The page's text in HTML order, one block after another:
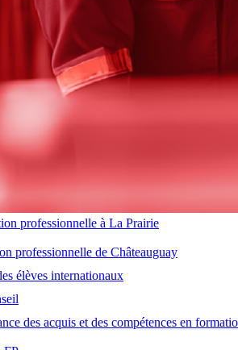
professionnelle à La Prairie
professionnelle de Châteauguay
élèves internationaux
des acquis et des compétences en